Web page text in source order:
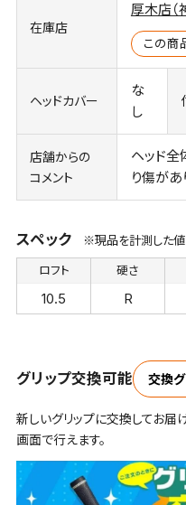
在庫店
厚木店（
この商
ヘッドカバー
な
し
店舗からの
コメント
ヘッド全
り傷があ
スペック ※現品を計測した値
ロフト
10.5
硬さ
R
グリップ交換可能 交換
新しいグリップに交換してお届
画面で行えます。